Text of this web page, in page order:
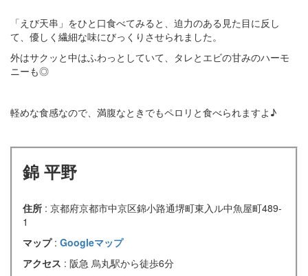
「えび天串」をひと口食べてみると、迫力のある見た目に反し
て、優しく繊細な味にびっくりさせられました。
外はサクッと中はふわっとしていて、タレとエビの甘みのハーモ
ニーも◎
軽めな食感なので、満腹なときでもペロリと食べられますよ♪
錦 平野
住所 : 京都府京都市中京区錦小路通堺町東入ル中魚屋町489-
1
マップ : Googleマップ
アクセス : 阪急 烏丸駅から徒歩6分